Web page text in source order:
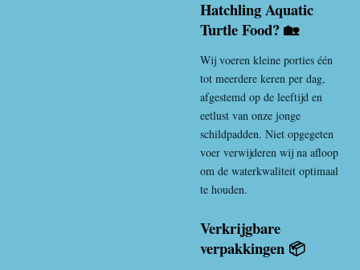
Hatchling Aquatic
Turtle Food? 🏡
Wij voeren kleine porties één
tot meerdere keren per dag,
afgestemd op de leeftijd en
eetlust van onze jonge
schildpadden. Niet opgegeten
voer verwijderen wij na afloop
om de waterkwaliteit optimaal
te houden.
Verkrijgbare
verpakkingen 📦